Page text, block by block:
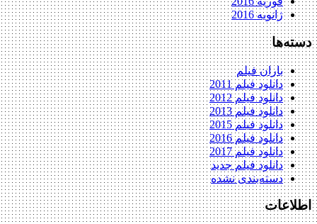
ژانویه 2016
دسته‌ها
باران فیلم
دانلود فیلم 2011
دانلود فیلم 2012
دانلود فیلم 2013
دانلود فیلم 2015
دانلود فیلم 2016
دانلود فیلم 2017
دانلود فیلم جدید
دسته‌بندی نشده
اطلاعات